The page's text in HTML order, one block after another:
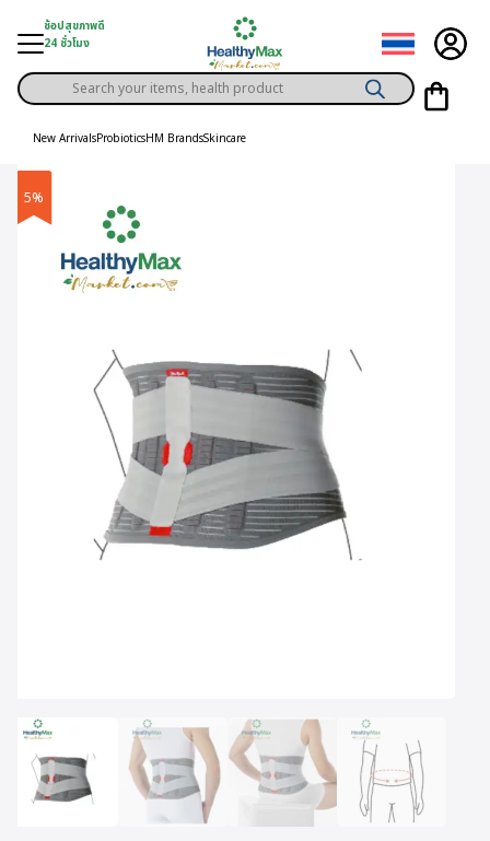
content
ช้อปสุขภาพดี
24 ชั่วโมง
Solution
Privilege
Content
Products
search
New ArrivalsProbioticsHM BrandsSkincare
5%